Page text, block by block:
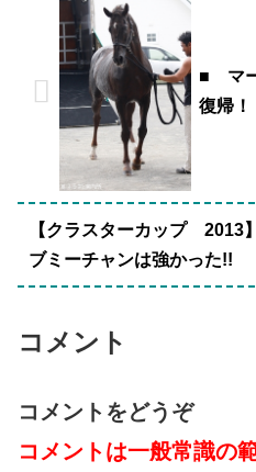
■ マ
復帰
【クラスターカップ 2013
ブミーチャンは強かった!!
コメント
コメントをどうぞ
コメントは一般常識の